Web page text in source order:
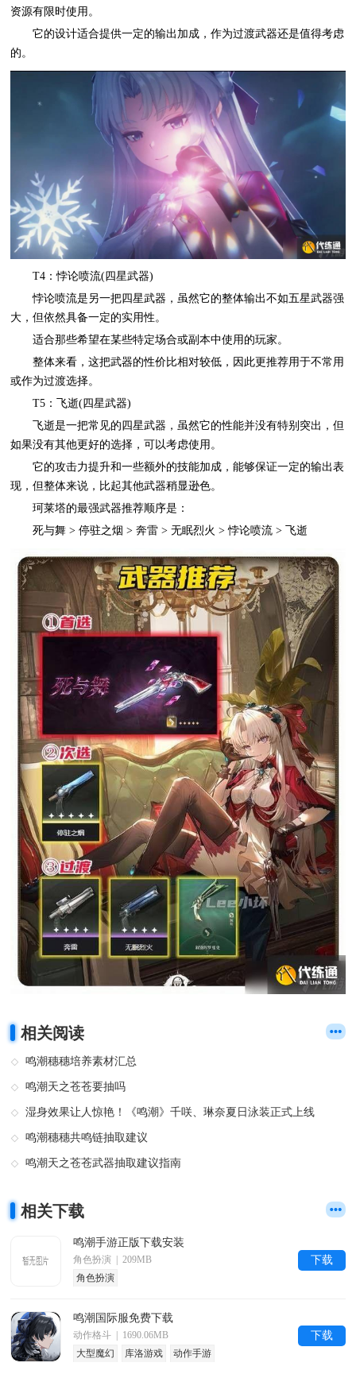
资源有限时使用。
它的设计适合提供一定的输出加成，作为过渡武器还是值得考虑
的。
T4：悖论喷流(四星武器)
悖论喷流是另一把四星武器，虽然它的整体输出不如五星武器强
大，但依然具备一定的实用性。
适合那些希望在某些特定场合或副本中使用的玩家。
整体来看，这把武器的性价比相对较低，因此更推荐用于不常用
或作为过渡选择。
T5：飞逝(四星武器)
飞逝是一把常见的四星武器，虽然它的性能并没有特别突出，但
如果没有其他更好的选择，可以考虑使用。
它的攻击力提升和一些额外的技能加成，能够保证一定的输出表
现，但整体来说，比起其他武器稍显逊色。
珂莱塔的最强武器推荐顺序是：
死与舞 > 停驻之烟 > 奔雷 > 无眠烈火 > 悖论喷流 > 飞逝
相关阅读
鸣潮穗穗培养素材汇总
鸣潮天之苍苍要抽吗
湿身效果让人惊艳！《鸣潮》千咲、琳奈夏日泳装正式上线
鸣潮穗穗共鸣链抽取建议
鸣潮天之苍苍武器抽取建议指南
相关下载
鸣潮手游正版下载安装
角色扮演 | 209MB
角色扮演
下载
鸣潮国际服免费下载
动作格斗 | 1690.06MB
大型魔幻
库洛游戏 动作手游
下载